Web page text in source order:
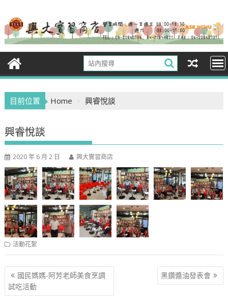
content
目前位置 Home 興睿悅談
興睿悅談
2020 年 6 月 2 日 興大實習商店
活動花絮
文
章
導
國民媽媽-阿芳老師美食烹調
試吃活動
黑鑽醬油發表會